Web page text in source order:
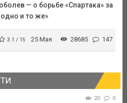
— о борьбе «Спартака» за
и то же»
3.1 / 15 25 Мая 28685 147
20 0